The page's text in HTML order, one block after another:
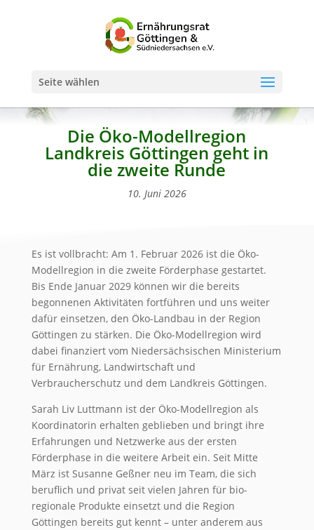
Seite wählen
Die Öko-Modellregion
Landkreis Göttingen geht in
die zweite Runde
10. Juni 2026
Es ist vollbracht: Am 1. Februar 2026 ist die Öko-
Modellregion in die zweite Förderphase gestartet.
Bis Ende Januar 2029 können wir die bereits
begonnenen Aktivitäten fortführen und uns weiter
dafür einsetzen, den Öko-Landbau in der Region
Göttingen zu stärken. Die Öko-Modellregion wird
dabei finanziert vom Niedersächsischen Ministerium
für Ernährung, Landwirtschaft und
Verbraucherschutz und dem Landkreis Göttingen.
Sarah Liv Luttmann ist der Öko-Modellregion als
Koordinatorin erhalten geblieben und bringt ihre
Erfahrungen und Netzwerke aus der ersten
Förderphase in die weitere Arbeit ein. Seit Mitte
März ist Susanne Geßner neu im Team, die sich
beruflich und privat seit vielen Jahren für bio-
regionale Produkte einsetzt und die Region
Göttingen bereits gut kennt – unter anderem aus